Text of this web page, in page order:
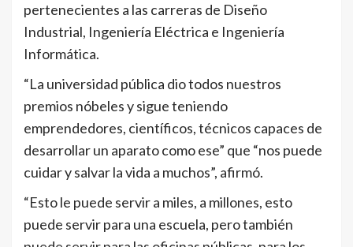
pertenecientes a las carreras de Diseño
Industrial, Ingeniería Eléctrica e Ingeniería
Informática.
“La universidad pública dio todos nuestros
premios nóbeles y sigue teniendo
emprendedores, científicos, técnicos capaces de
desarrollar un aparato como ese” que “nos puede
cuidar y salvar la vida a muchos”, afirmó.
“Esto le puede servir a miles, a millones, esto
puede servir para una escuela, pero también